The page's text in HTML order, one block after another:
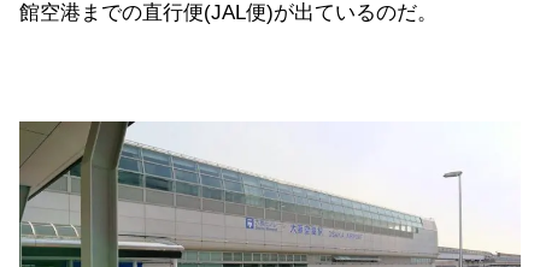
館空港までの直行便(JAL便)が出ているのだ。